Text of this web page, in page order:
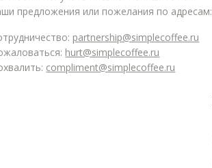
предложения или пожелания по адресам:
partnership@simplecoffee.ru
hurt@simplecoffee.ru
compliment@simplecoffee.ru